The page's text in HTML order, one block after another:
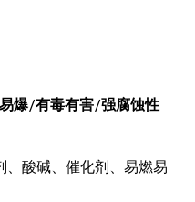
爆/有毒有害/强腐蚀性
、酸碱、催化剂、易燃易